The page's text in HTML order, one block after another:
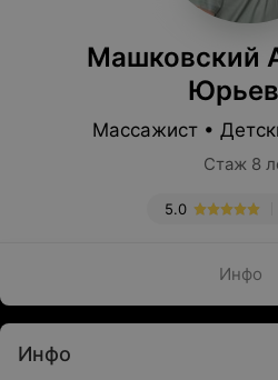
Машковский
Массажист •
Стаж 8
5.0
Инфо
Инфо